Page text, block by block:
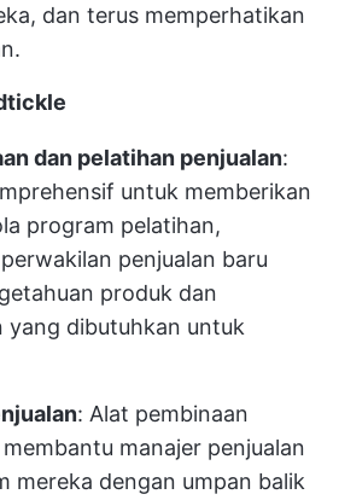
dan terus memperhatikan
dan pelatihan penjualan:
untuk memberikan
program pelatihan,
penjualan baru
produk dan
yang dibutuhkan untuk
: Alat pembinaan
manajer penjualan
mereka dengan umpan balik